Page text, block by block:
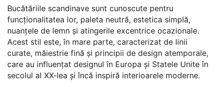
Bucătăriile scandinave sunt cunoscute pentru
funcționalitatea lor, paleta neutră, estetica simplă,
nuanțele de lemn și atingerile excentrice ocazionale.
Acest stil este, în mare parte, caracterizat de linii
curate, măiestrie fină și principii de design atemporale,
care au influențat designul în Europa și Statele Unite în
secolul al XX-lea și încă inspiră interioarele moderne.